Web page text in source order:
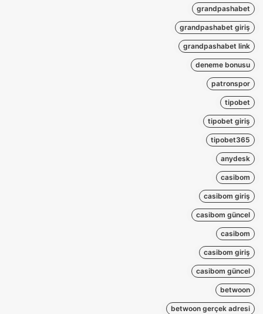
grandpashabet
grandpashabet giriş
grandpashabet link
deneme bonusu
patronspor
tipobet
tipobet giriş
tipobet365
anydesk
casibom
casibom giriş
casibom güncel
casibom
casibom giriş
casibom güncel
betwoon
betwoon gerçek adresi